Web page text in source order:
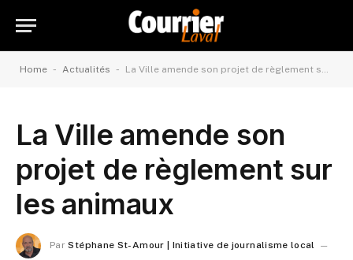
Home - Actualités - La Ville amende son projet de règlement sur les animaux
La Ville amende son
projet de règlement sur
les animaux
Par Stéphane St-Amour | Initiative de journalisme local